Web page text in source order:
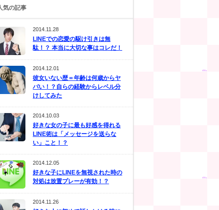
気の記事
2014.11.28
LINEでの恋愛の駆け引きは無
駄！？ 本当に大切な事はコレだ！
2014.12.01
彼女いない歴＝年齢は何歳からヤ
バい！？自らの経験からレベル分
けしてみた
2014.10.03
好きな女の子に最も好感を得れる
LINE術は「メッセージを送らな
い」こと！？
2014.12.05
好きな子にLINEを無視された時の
対処は放置プレーが有効！？
2014.11.26